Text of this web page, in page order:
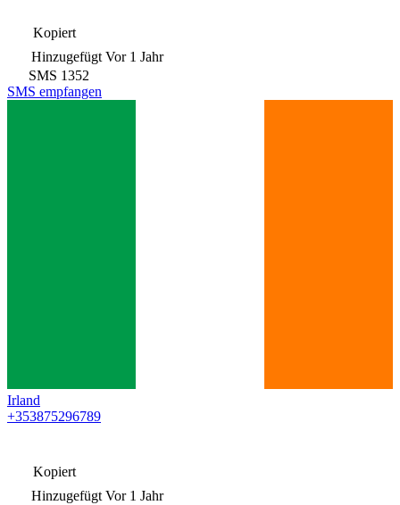
Kopiert
Hinzugefügt Vor 1 Jahr
SMS 1352
SMS empfangen
Irland
+353875296789
Kopiert
Hinzugefügt Vor 1 Jahr